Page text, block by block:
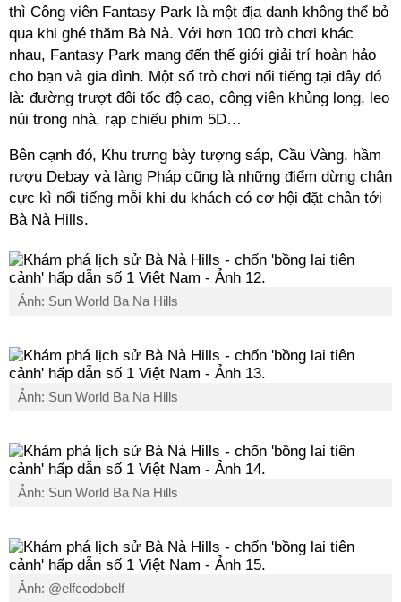
thì Công viên Fantasy Park là một địa danh không thể bỏ
qua khi ghé thăm Bà Nà. Với hơn 100 trò chơi khác
nhau, Fantasy Park mang đến thế giới giải trí hoàn hảo
cho bạn và gia đình. Một số trò chơi nổi tiếng tại đây đó
là: đường trượt đôi tốc độ cao, công viên khủng long, leo
núi trong nhà, rạp chiếu phim 5D…
Bên cạnh đó, Khu trưng bày tượng sáp, Cầu Vàng, hầm
rượu Debay và làng Pháp cũng là những điểm dừng chân
cực kì nổi tiếng mỗi khi du khách có cơ hội đặt chân tới
Bà Nà Hills.
Ảnh: Sun World Ba Na Hills
Ảnh: Sun World Ba Na Hills
Ảnh: Sun World Ba Na Hills
Ảnh: @elfcodobelf